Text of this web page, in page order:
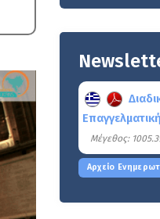
Mέγεθος:
Αρχείο